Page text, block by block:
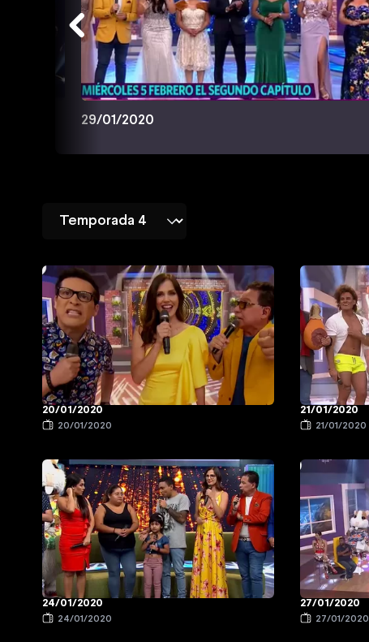
29/01/2020
20/01/2020
20/01/2020
21/01/2020
21/01/2020
24/01/2020
24/01/2020
27/01/2020
27/01/2020